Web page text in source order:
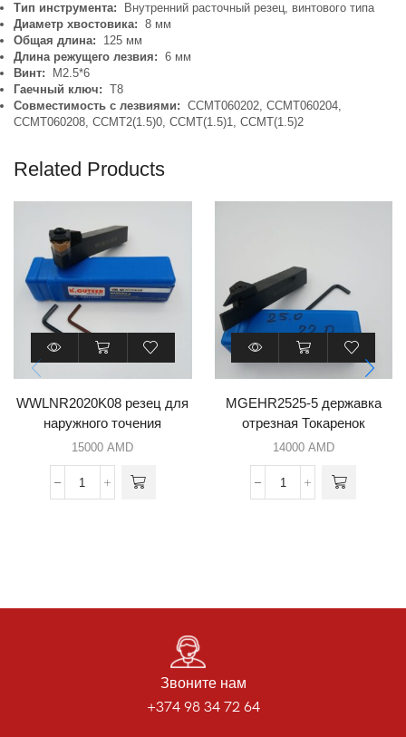
Тип инструмента:
Внутренний расточный резец, винтового типа
Диаметр хвостовика: 8 мм
Общая длина:
125 мм
Длина режущего лезвия: 6 мм
Винт:
М2.5*6
Гаечный ключ: T8
Совместимость с лезвиями: CCMT060202, CCMT060204,
CCMT060208, CCMT2(1.5)0, CCMT(1.5)1, CCMT(1.5)2
Related Products
WWLNR2020K08 резец для
наружного точения
15000AMD
MGEHR2525-5 державка
отрезная Токаренок
14000 AMD
Звоните нам
+374 98 34 72 64